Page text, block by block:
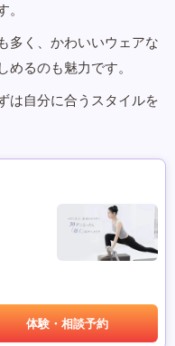
多く、かわいいウェアな
るのも魅力です。
は自分に合うスタイルを
体験・相談予約